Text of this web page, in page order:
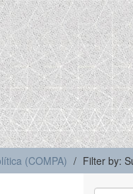
(COMPA) Filter by: